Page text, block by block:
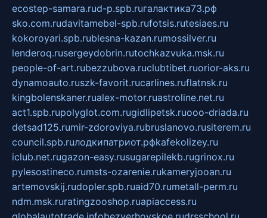
ecostep-samara.rud-p.spb.ruгалактика73.рф
sko.com.rudavitamebel-spb.rufotsis.rutesiaes.ru
kokoroyari.spb.rublesna-kazan.rumossilver.ru
lenderoq.rusergeydobrin.rutochkazvuka.msk.ru
people-of-art.rubezzubova.ruclubtibet.ruorior-aks.ru
dynamoauto.ruszk-favorit.rucarlines.ruflatnsk.ru
kingbolenskaner.rualex-motor.ruastroline.net.ru
act1.spb.rupolyglot.com.rugidlipetsk.ruooo-driada.ru
detsad125.rumir-zdoroviya.rubruslanovo.rusiterem.ru
council.spb.ruлодкипатриот.рфkafekolizey.ru
iclub.net.rugazon-easy.rusugarepilekb.rugrinox.ru
pylesostineco.rumsts-ozarenie.rukameryjooan.ru
artemovskij.rudopler.spb.ruaid70.rumetall-perm.ru
ndm.msk.ruratingzooshop.ruapiaccess.ru